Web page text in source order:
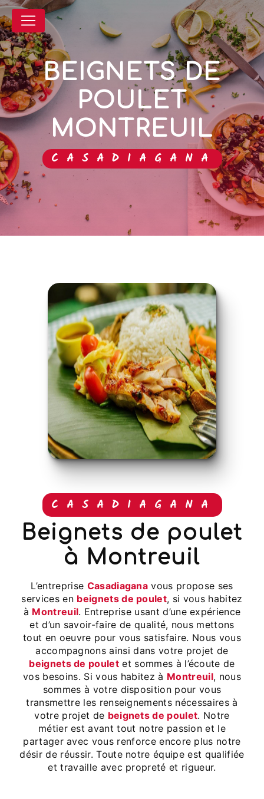
BEIGNETS DE
POULET
MONTREUIL
CASADIAGANA
CASADIAGANA
beignets de poulet
à Montreuil
L’entreprise Casadiagana vous propose ses
services en beignets de poulet, si vous habitez
à Montreuil. Entreprise usant d’une expérience
et d’un savoir-faire de qualité, nous mettons
tout en oeuvre pour vous satisfaire. Nous vous
accompagnons ainsi dans votre projet de
beignets de poulet et sommes à l’écoute de
vos besoins. Si vous habitez à Montreuil, nous
sommes à votre disposition pour vous
transmettre les renseignements nécessaires à
votre projet de beignets de poulet. Notre
métier est avant tout notre passion et le
partager avec vous renforce encore plus notre
désir de réussir. Toute notre équipe est qualifiée
et travaille avec propreté et rigueur.
Panneau de gestion des cookies